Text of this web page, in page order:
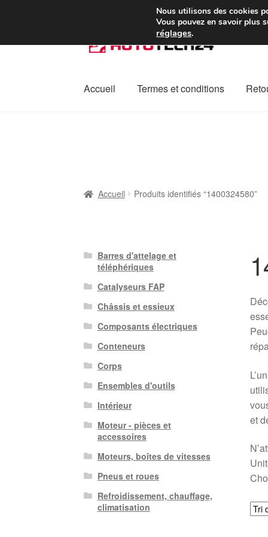
Colissimo livraison à
à
navigation
au
Accueil
Termes et conditions
Accueil Produits identifiés “1400324580”
et
Barres d'attelage et
téléphériques
Catalyseurs FAP
Châssis et essieux
Composants électriques
Conteneurs
Corps
Ensembles d'outils
Intérieur
Moteur - pièces et
accessoires
Moteurs, boîtes de vitesses
Pneus et roues
Refroidissement, chauffage,
climatisation
Nous utilisons des cookies
Vous pouvez en savoir plus
réglages.